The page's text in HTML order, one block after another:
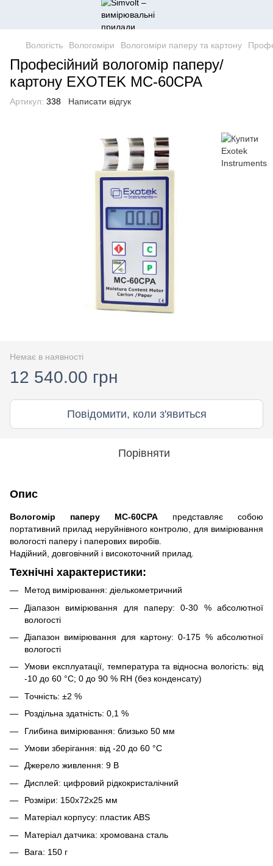
Вологість Вологоміри Вологоміри паперу та картону
Професійний вологомір паперу/
картону EXOTEK MC-60CPA
Артикул: 338 Написати відгук
Немає в наявності
12 540.00 грн
Повідомити, коли з'явиться
Порівняти
Опис
Вологомір паперу MC-60CPA представляє собою
портативний прилад неруйнівного контролю, для вимірювання
вологості паперу і паперових виробів.
Надійний, довговічний і високоточний прилад.
Технічні характеристики:
Метод вимірювання: діелькометричний
Діапазон вимірювання для паперу: 0-30 % абсолютної
вологості
Діапазон вимірювання для картону: 0-175 % абсолютної
вологості
Умови експлуатації, температура та відносна вологість: від
-10 до 60 °С; 0 до 90 % RH (без конденсату)
Точність: ±2 %
Роздільна здатність: 0,1 %
Глибина вимірювання: близько 50 мм
Умови зберігання: від -20 до 60 °С
Джерело живлення: 9 В
Дисплей: цифровий рідкокристалічний
Розміри: 150х72х25 мм
Матеріал корпусу: пластик ABS
Матеріал датчика: хромована сталь
Вага: 150 г